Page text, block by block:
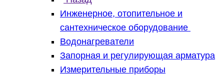
Инженерное, отопительное и
сантехническое оборудование
Водонагреватели
Запорная и регулирующая арматура
Измерительные приборы